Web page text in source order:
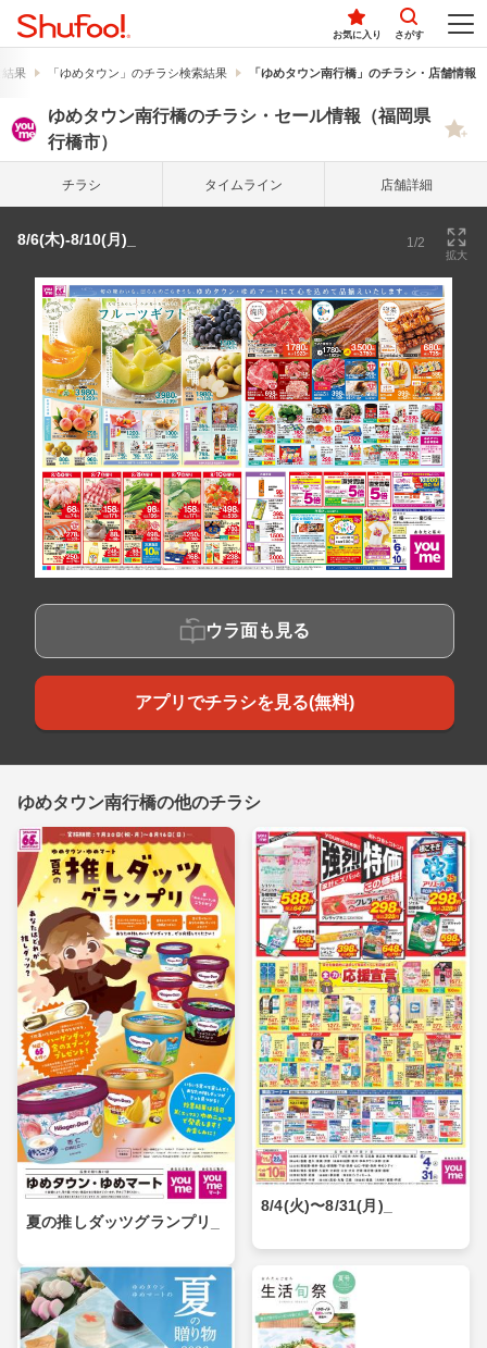
お気に入り さがす
結果 「ゆめタウン」のチラシ検索結果 「ゆめタウン南行橋」のチラシ・店舗情報
ゆめタウン南行橋のチラシ・セール情報（福岡県
行橋市）
チラシ タイム ライン 店舗詳細
8/6(木)-8/10(月)_ 1/2
拡大
ウラ面も見る
アプリでチラシを見る(無料)
ゆめタウン南行橋の他のチラシ
夏の推しダッツグランプリ_
8/4(火)〜8/31(月)_